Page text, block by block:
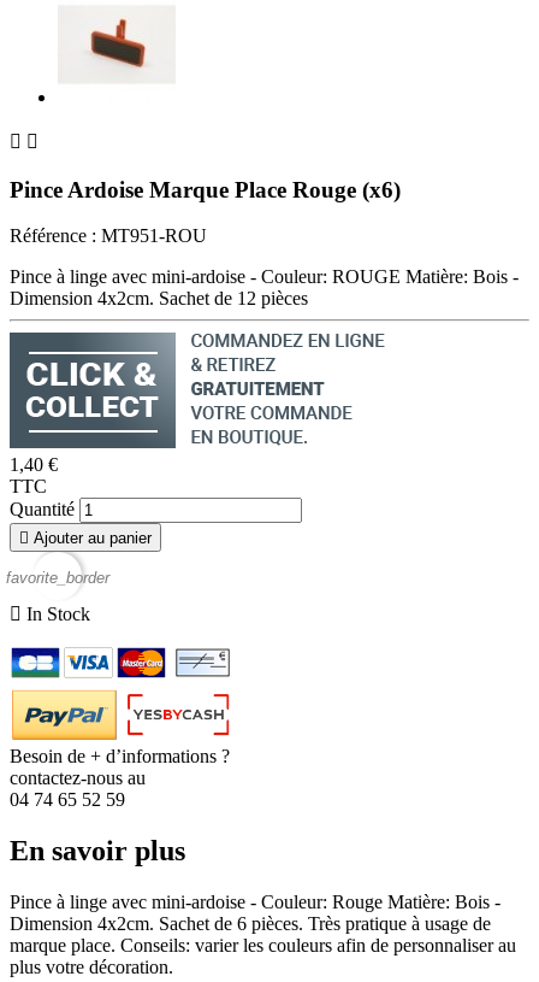
 
Pince Ardoise Marque Place Rouge (x6)
Référence : MT951-ROU
Pince à linge avec mini-ardoise - Couleur: ROUGE Matière: Bois -
Dimension 4x2cm. Sachet de 12 pièces
1,40 €
TTC
Quantité
 Ajouter au panier
favorite_border
 In Stock
Besoin de + d’informations ?
contactez-nous au
04 74 65 52 59
En savoir plus
Pince à linge avec mini-ardoise - Couleur: Rouge Matière: Bois -
Dimension 4x2cm. Sachet de 6 pièces. Très pratique à usage de
marque place. Conseils: varier les couleurs afin de personnaliser au
plus votre décoration.